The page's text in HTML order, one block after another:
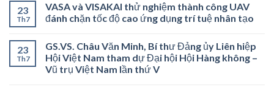
23
Th7
VASA và VISAKAI thử nghiệm thành công UAV
đánh chặn tốc độ cao ứng dụng trí tuệ nhân tạo
23
Th7
GS.VS. Châu Văn Minh, Bí thư Đảng ủy Liên hiệp
Hội Việt Nam tham dự Đại hội Hội Hàng không –
Vũ trụ Việt Nam lần thứ V